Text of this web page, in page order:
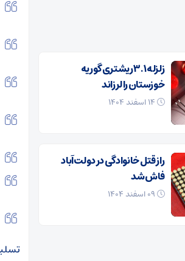
زلزله ۳.۱ ریشتری گوریه
خوزستان را لرزاند
راز قتل خانوادگی در دولت‌آباد
فاش شد